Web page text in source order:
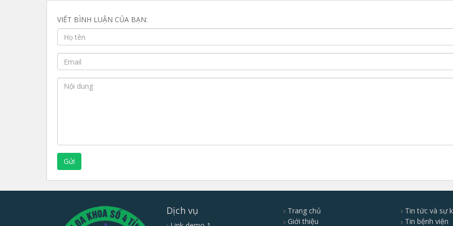
VIẾT BÌNH LUẬN CỦA BẠN:
Gửi
Dịch vụ
Trang chủ
Giới thiệu
Tin tức và sự
Tin bệnh viện